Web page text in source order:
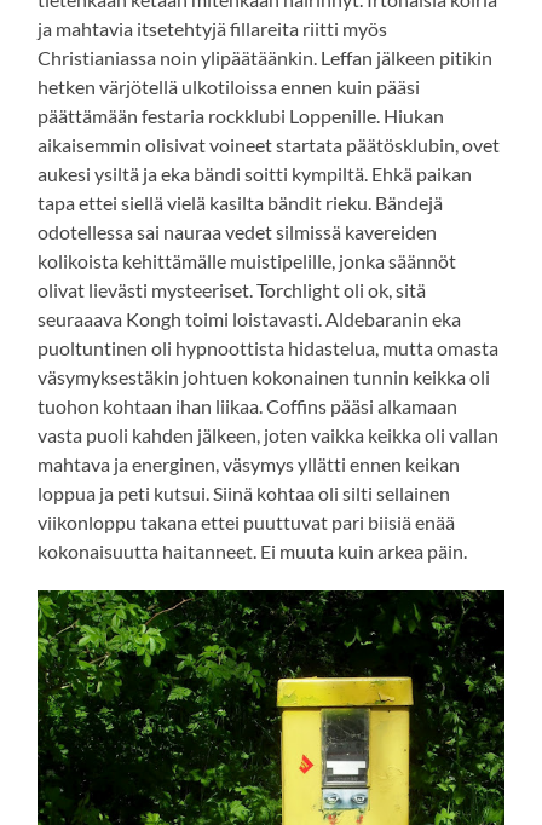
ja mahtavia itsetehtyjä fillareita riitti myös
Christianiassa noin ylipäätäänkin. Leffan jälkeen pitikin
hetken värjötellä ulkotiloissa ennen kuin pääsi
päättämään festaria rockklubi Loppenille. Hiukan
aikaisemmin olisivat voineet startata päätösklubin, ovet
aukesi ysiltä ja eka bändi soitti kympiltä. Ehkä paikan
tapa ettei siellä vielä kasilta bändit rieku. Bändejä
odotellessa sai nauraa vedet silmissä kavereiden
kolikoista kehittämälle muistipelille, jonka säännöt
olivat lievästi mysteeriset. Torchlight oli ok, sitä
seuraaava Kongh toimi loistavasti. Aldebaranin eka
puoltuntinen oli hypnoottista hidastelua, mutta omasta
väsymyksestäkin johtuen kokonainen tunnin keikka oli
tuohon kohtaan ihan liikaa. Coffins pääsi alkamaan
vasta puoli kahden jälkeen, joten vaikka keikka oli vallan
mahtava ja energinen, väsymys yllätti ennen keikan
loppua ja peti kutsui. Siinä kohtaa oli silti sellainen
viikonloppu takana ettei puuttuvat pari biisiä enää
kokonaisuutta haitanneet. Ei muuta kuin arkea päin.